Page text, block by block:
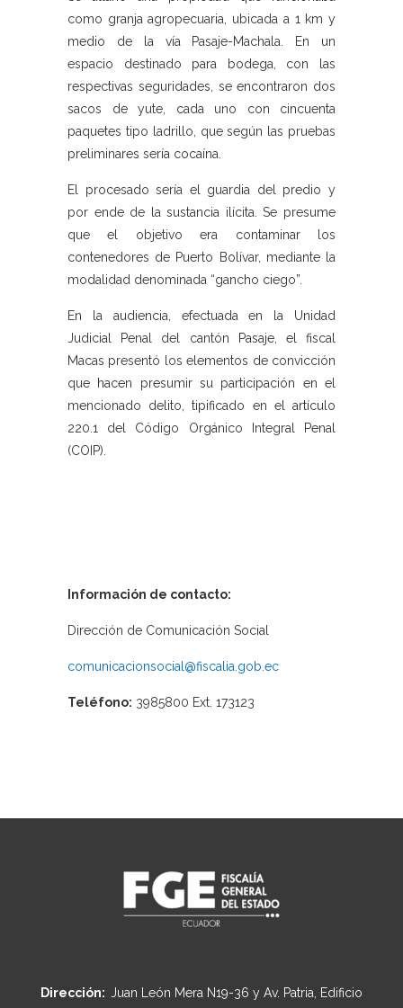
como granja agropecuaria, ubicada a 1 km y
medio de la vía Pasaje-Machala. En un
espacio destinado para bodega, con las
respectivas seguridades, se encontraron dos
sacos de yute, cada uno con cincuenta
paquetes tipo ladrillo, que según las pruebas
preliminares sería cocaína.
El procesado sería el guardia del predio y
por ende de la sustancia ilícita. Se presume
que el objetivo era contaminar los
contenedores de Puerto Bolívar, mediante la
modalidad denominada “gancho ciego”.
En la audiencia, efectuada en la Unidad
Judicial Penal del cantón Pasaje, el fiscal
Macas presentó los elementos de convicción
que hacen presumir su participación en el
mencionado delito, tipificado en el artículo
220.1 del Código Orgánico Integral Penal
(COIP).
Información de contacto:
Dirección de Comunicación Social
comunicacionsocial@fiscalia.gob.ec
Teléfono: 3985800 Ext. 173123
Dirección: Juan León Mera N19-36 y Av. Patria, Edificio